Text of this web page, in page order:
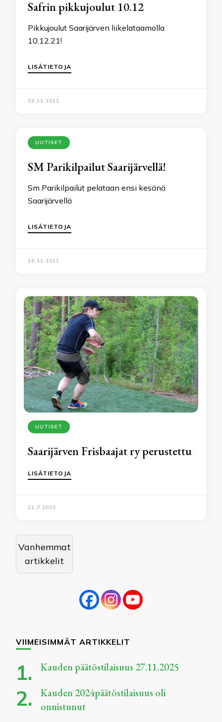
Safrin pikkujoulut 10.12
Pikkujoulut Saarijärven liikelataamolla
10.12.21!
LISÄTIETOJA
23.11.2021
UUTISET
SM Parikilpailut Saarijärvellä!
Sm Parikilpailut pelataan ensi kesänä
Saarijärvellä
LISÄTIETOJA
16.11.2021
UUTISET
Saarijärven Frisbaajat ry perustettu
LISÄTIETOJA
21.7.2020
Artikkelien
selaus
Vanhemmat
artikkelit
VIIMEISIMMÄT ARTIKKELIT
Kauden päätöstilaisuus 27.11.2025
Kauden 2024päätöstilaisuus oli
onnistunut